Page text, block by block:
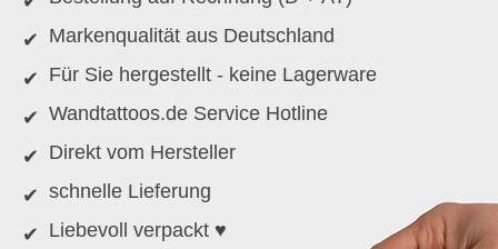
Markenqualität aus Deutschland
Für Sie hergestellt - keine Lagerware
Wandtattoos.de Service Hotline
Direkt vom Hersteller
schnelle Lieferung
Liebevoll verpackt ♥